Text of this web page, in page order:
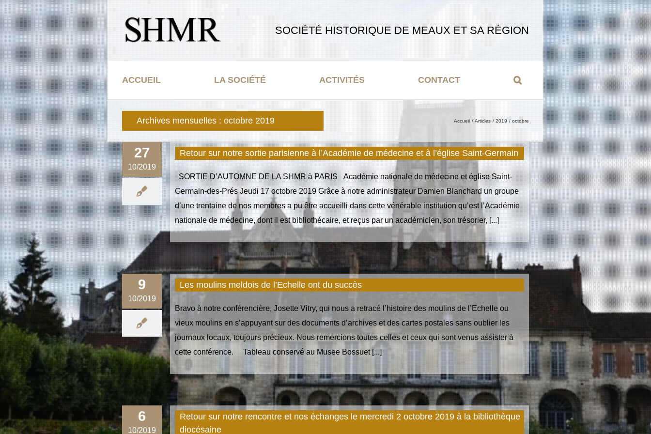
Passer
au
contenu
SOCIÉTÉ HISTORIQUE DE MEAUX ET SA RÉGION
ACCUEIL LA SOCIÉTÉ ACTIVITÉS CONTACT
Archives mensuelles : octobre 2019 Accueil Articles 2019 octobre
27
10/2019
Retour sur notre sortie parisienne à l’Académie de médecine et à l’église Saint-Germain
SORTIE D’AUTOMNE DE LA SHMR à PARIS Académie nationale de médecine et église Saint-
Germain-des-Prés Jeudi 17 octobre 2019 Grâce à notre administrateur Damien Blanchard un groupe
d’une trentaine de nos membres a pu être accueilli dans cette vénérable institution qu’est l’Académie
nationale de médecine, dont il est bibliothécaire, et reçus par un académicien, son trésorier, [...]
9
10/2019
Les moulins meldois de l’Echelle ont du succès
Bravo à notre conférencière, Josette Vitry, qui nous a retracé l’histoire des moulins de l’Echelle ou
vieux moulins en s’appuyant sur des documents d’archives et des cartes postales sans oublier les
journaux locaux, toujours précieux. Nous remercions toutes celles et ceux qui sont venus assister à
cette conférence. Tableau conservé au Musee Bossuet [...]
6
10/2019
Retour sur notre rencontre et nos échanges le mercredi 2 octobre 2019 à la bibliothèque
diocésaine